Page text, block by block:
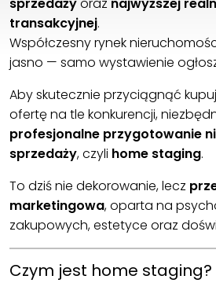
sprzedażyoraz najwyższej
transakcyjnej.
Współczesny rynek
jasno — samo wystawienie
Aby skutecznie przyciągnąć
ofertę na tle konkurencji,
profesjonalne przygotowanie
sprzedaży, czyli home staging.
To dziś nie dekorowanie, lecz
marketingowa, oparta na
zakupowych, estetyce oraz
Czym jest home staging?